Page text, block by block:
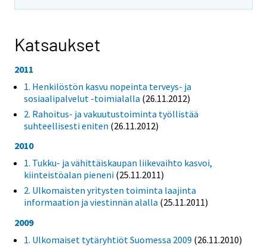
Katsaukset
2011
1. Henkilöstön kasvu nopeinta terveys- ja
sosiaalipalvelut -toimialalla (26.11.2012)
2. Rahoitus- ja vakuutustoiminta työllistää
suhteellisesti eniten (26.11.2012)
2010
1. Tukku- ja vähittäiskaupan liikevaihto kasvoi,
kiinteistöalan pieneni (25.11.2011)
2. Ulkomaisten yritysten toiminta laajinta
informaation ja viestinnän alalla (25.11.2011)
2009
1. Ulkomaiset tytäryhtiöt Suomessa 2009 (26.11.2010)